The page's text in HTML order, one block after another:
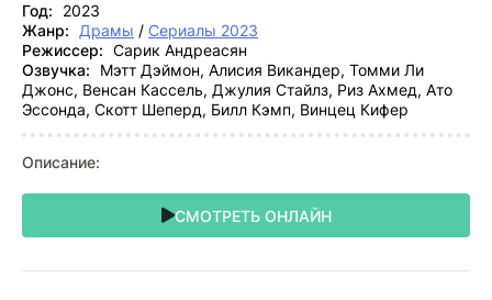
Год:
2023
Жанр:
Драмы / Сериалы 2023
Режиссер: Сарик Андреасян
Озвучка:
Мэтт Дэймон, Алисия Викандер, Томми Ли
Джонс, Венсан Кассель, Джулия Стайлз, Риз Ахмед, Ато
Эссонда, Скотт Шеперд, Билл Кэмп, Винцец Кифер
Описание:
СМОТРЕТЬ ОНЛАЙН